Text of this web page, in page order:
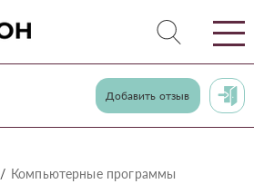
Добавить отзыв
Компьютерные программы